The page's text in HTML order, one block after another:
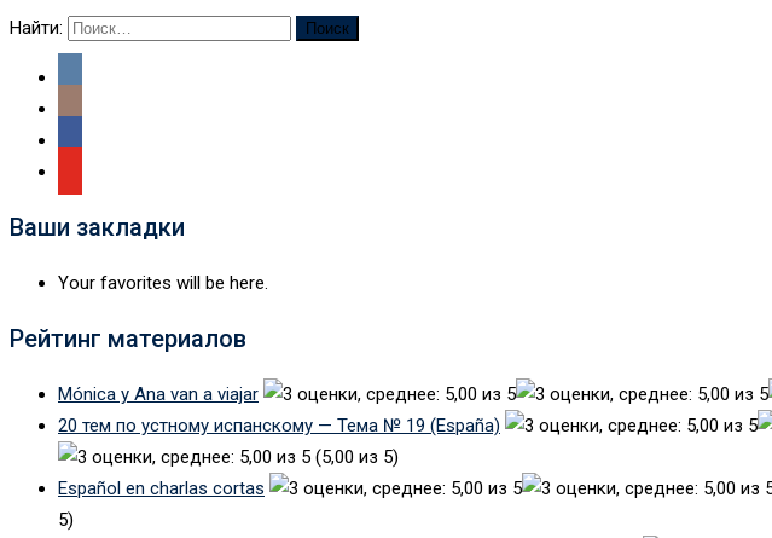
Найти:
Ваши закладки
Your favorites will be here.
Рейтинг материалов
Mónica y Ana van a viajar
20 тем по устному испанскому — Тема № 19 (España)
(5,00 из 5)
Español en charlas cortas
5)